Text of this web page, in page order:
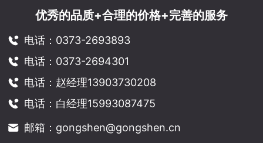
优秀的品质+合理的价格+完善的服务
电话：0373-2693893
电话：0373-2694301
电话：赵经理13903730208
电话：白经理15993087475
邮箱：gongshen@gongshen.cn